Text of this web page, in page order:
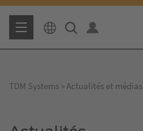
TDM Systems Actualités et médias